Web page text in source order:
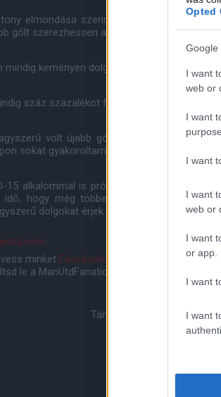
Opted
Google
I want
web or
I want
I want
I want
web or
I want
or app.
I want
I want
elmondása szerint az edzőpályán
gólt szerezhessen a Unitedben.
mindig keményen dolgoztam, az eredmények
száz százalékot fogok nyújtani, attól
volt újabb gólt lőni [a City ellen],
sokat gyakoroltam azt a lövést az edzésen."
15 alkalommal is próbálkoztam és
idő, hogy még többet készüljek és edzek,
dolgokat érjek el."
minket Facebookon és
le a ManUtdFanatics.hu mobil applikációt
Támogasd adományoddal